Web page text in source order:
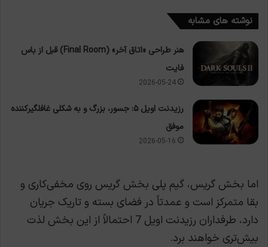
نوشته های مشابه
هنر طراحی «اتاق آخر» (Final Room) قبل از باس
فایت
2026-05-24
رزیدنت اویل ۵: جسور، بزرگ و به شکلی غافلگیرکننده
موفق
2026-05-16
اما بخش گریس، گیم پلی بخش گریس روی مخفی‌کاری و
بقا متمرکز است و عمدتاً در فضای بسته و تاریک جریان
دارد، طرفداران رزیدنت اویل 7 احتمالاً از این بخش لذت
بیش‌تری خواهند برد.